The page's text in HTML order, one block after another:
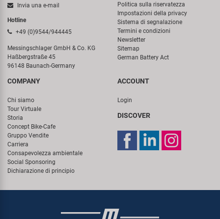
Invia una e-mail
Hotline
+49 (0)9544/944445
Messingschlager GmbH & Co. KG
Haßbergstraße 45
96148 Baunach-Germany
Politica sulla riservatezza
Impostazioni della privacy
Sistema di segnalazione
Termini e condizioni
Newsletter
Sitemap
German Battery Act
COMPANY
Chi siamo
Tour Virtuale
Storia
Concept Bike-Cafe
Gruppo Vendite
Carriera
Consapevolezza ambientale
Social Sponsoring
Dichiarazione di principio
ACCOUNT
Login
DISCOVER